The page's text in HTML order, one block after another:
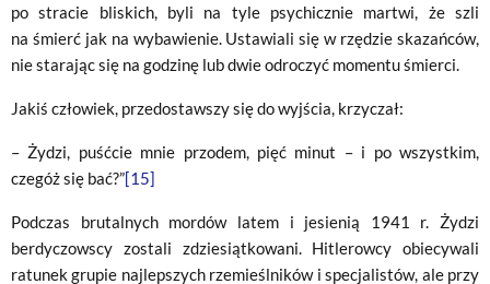
po stracie bliskich, byli na tyle psychicznie martwi, że szli
na śmierć jak na wybawienie. Ustawiali się w rzędzie skazańców,
nie starając się na godzinę lub dwie odroczyć momentu śmierci.
Jakiś człowiek, przedostawszy się do wyjścia, krzyczał:
– Żydzi, puśćcie mnie przodem, pięć minut – i po wszystkim,
czegóż się bać?”[15]
Podczas brutalnych mordów latem i jesienią 1941 r. Żydzi
berdyczowscy zostali zdziesiątkowani. Hitlerowcy obiecywali
ratunek grupie najlepszych rzemieślników i specjalistów, ale przy